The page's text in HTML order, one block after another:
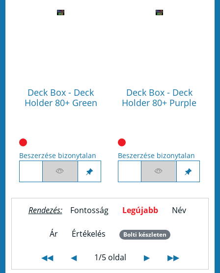
Deck Box - Deck
Holder 80+ Green
Beszerzése bizonytalan
Deck Box - Deck
Holder 80+ Purple
Beszerzése bizonytalan
Rendezés: Fontosság Legújabb Név
Ár Értékelés Bolti készleten
◀◀ ◀ 1/5 oldal ▶ ▶▶